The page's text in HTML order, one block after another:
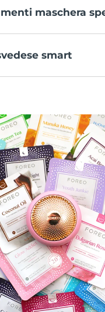
maschera
maschera.
smart